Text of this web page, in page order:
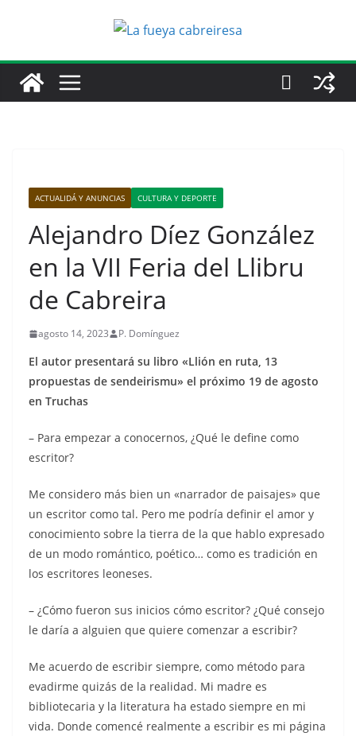
ACTUALIDÁ Y ANUNCIAS CULTURA Y DEPORTE
Alejandro Díez González
en la VII Feria del Llibru
de Cabreira
agosto 14, 2023 P. Domínguez
El autor presentará su libro «Llión en ruta, 13
propuestas de sendeirismu» el próximo 19 de agosto
en Truchas
– Para empezar a conocernos, ¿Qué le define como
escritor?
Me considero más bien un «narrador de paisajes» que
un escritor como tal. Pero me podría definir el amor y
conocimiento sobre la tierra de la que hablo expresado
de un modo romántico, poético… como es tradición en
los escritores leoneses.
– ¿Cómo fueron sus inicios cómo escritor? ¿Qué consejo
le daría a alguien que quiere comenzar a escribir?
Me acuerdo de escribir siempre, como método para
evadirme quizás de la realidad. Mi madre es
bibliotecaria y la literatura ha estado siempre en mi
vida. Donde comencé realmente a escribir es mi página